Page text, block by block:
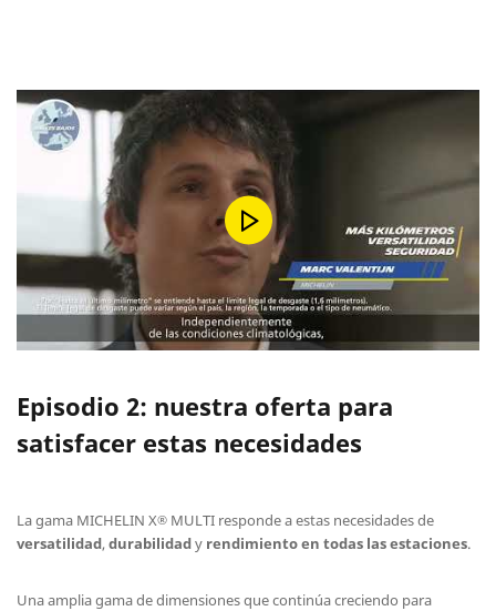
Episodio 2: nuestra oferta para
satisfacer estas necesidades
La gama MICHELIN X® MULTI responde a estas necesidades de
versatilidad,durabilidady rendimiento en todas las estaciones.
Una amplia gama de dimensiones que continúa creciendo para